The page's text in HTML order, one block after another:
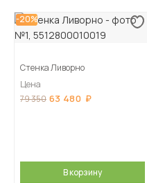
-20%
Стенка Ливорно
Цена
79 350 63 480
В корзину